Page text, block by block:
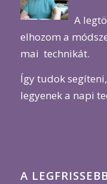
A
elhozom a
mai technikát.
Így tudok
legyenek a napi
A